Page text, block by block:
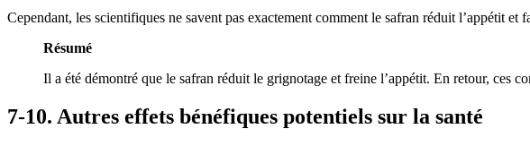
Cependant, les scientifiques ne savent pas exactement comment le safran réduit l’appétit
Résumé
Il a été démontré que le safran réduit le grignotage et freine l’appétit. En retour, ces
7-10. Autres effets bénéfiques potentiels sur la santé